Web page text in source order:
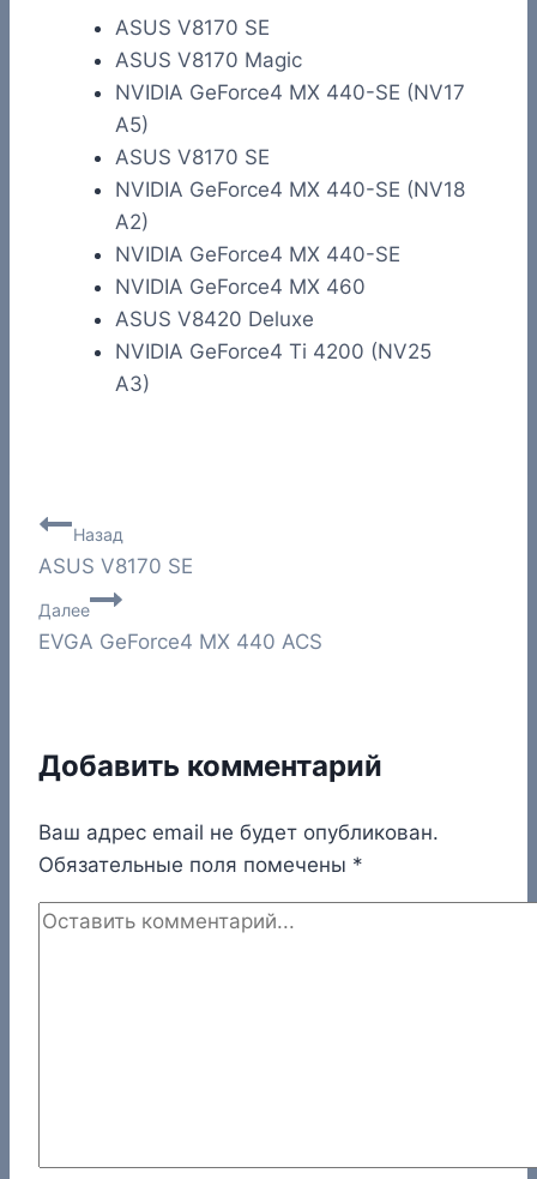
ASUS V8170 SE
ASUS V8170 Magic
NVIDIA GeForce4 MX 440-SE (NV17
A5)
ASUS V8170 SE
NVIDIA GeForce4 MX 440-SE (NV18
A2)
NVIDIA GeForce4 MX 440-SE
NVIDIA GeForce4 MX 460
ASUS V8420 Deluxe
NVIDIA GeForce4 Ti 4200 (NV25
A3)
Навигация
по
записям
Назад
ASUS V8170 SE
Далее
EVGA GeForce4 MX 440 ACS
Добавить комментарий
Ваш адрес email не будет опубликован.
Обязательные поля помечены *